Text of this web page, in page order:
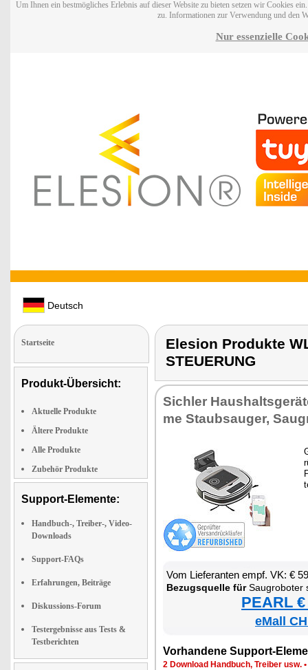
Um Ihnen ein bestmögliches Erlebnis auf dieser Website zu bieten setzen wir Cookies
zu. Informationen zur Verwendung und den
Nur essenzielle
Deutsch
Startseite
Produkt-Übersicht:
Aktuelle Produkte
Ältere Produkte
Alle Produkte
Zubehör Produkte
Support-Elemente:
Handbuch-, Treiber-, Video-
Downloads
Support-FAQs
Erfahrungen, Beiträge
Diskussions-Forum
Testergebnisse aus Tests &
Testberichten
Elesion Produkte
STEUERUNG
Sich­ler
me Staub­sau­ger,
Vom Lie­fe­ran­ten empf. VK: €
Be­zugs­quel­le fürSau­g­ro­bo­ter
PEARL
eMall
Vor­han­de­ne Sup­port-
2 Down­load Hand­buch, Trei­ber usw. •